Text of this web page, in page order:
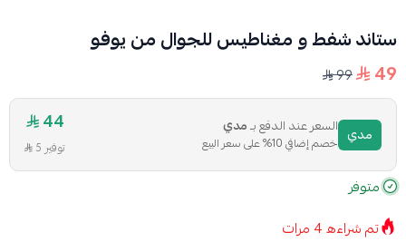
ستاند شفط و مغناطيس للجوال من يوفو
49
99
مدي السعر عند الدفع بـمدي
خصم إضافي 10% على سعر البيع
44
توفير 5
متوفر
تم شراءه4 مرات